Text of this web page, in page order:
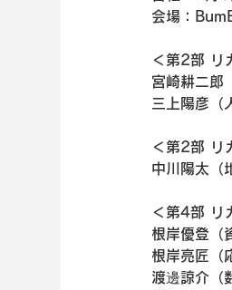
会場：
＜第2部 リ
宮崎耕二郎
三上陽彦（
＜第2部 リ
中川陽太（
＜第4部 リ
根岸優登（
根岸亮匠（
渡邊諒介（